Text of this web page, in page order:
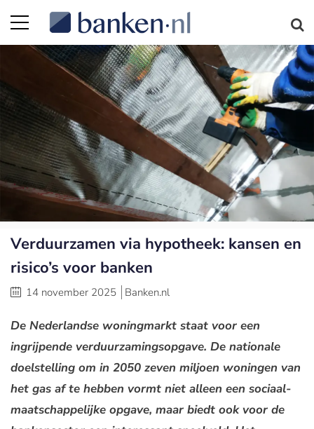
Verduurzamen via hypotheek: kansen en
risico’s voor banken
14 november 2025 Banken.nl
De Nederlandse woningmarkt staat voor een
ingrijpende verduurzamingsopgave. De nationale
doelstelling om in 2050 zeven miljoen woningen van
het gas af te hebben vormt niet alleen een sociaal-
maatschappelijke opgave, maar biedt ook voor de